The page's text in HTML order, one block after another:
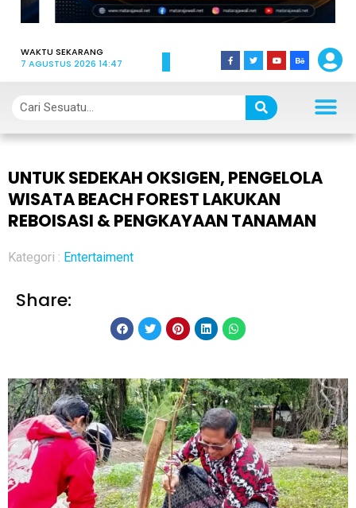
WAKTU SEKARANG
7 AGUSTUS 2026 14:47
UNTUK SEDEKAH OKSIGEN, PENGELOLA
WISATA BEACH FOREST LAKUKAN
REBOISASI & PENGKAYAAN TANAMAN
Kategori : Entertaiment
Share: